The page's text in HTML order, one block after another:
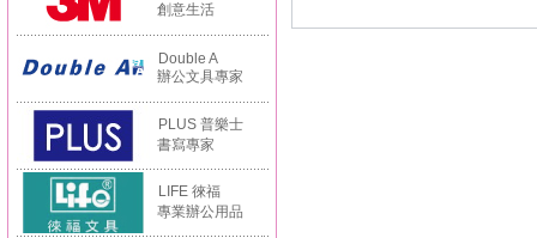
創意生活
Double A
辦公文具專家
PLUS 普樂士
書寫專家
LIFE 徠福
專業辦公用品